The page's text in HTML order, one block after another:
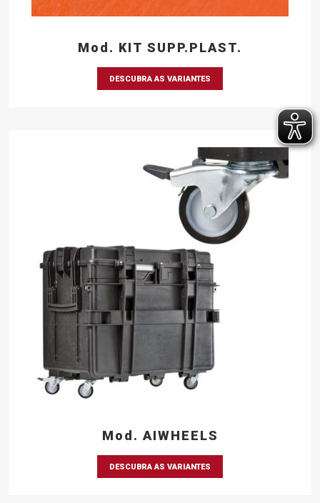
Mod. KIT SUPP.PLAST.
DESCUBRA AS VARIANTES
Mod. AIWHEELS
DESCUBRA AS VARIANTES